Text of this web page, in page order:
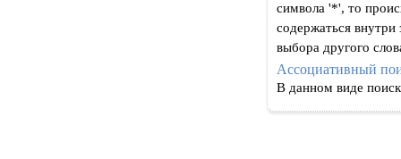
символа '*', то
содержаться внутри
выбора другого
Ассоциативный
В данном виде